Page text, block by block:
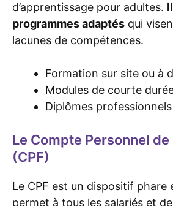
d’apprentissage pour adultes.
programmes adaptés qui
lacunes de compétences.
Formation sur site ou à
Modules de courte
Diplômes
Le Compte Personnel
(CPF)
Le CPF est un dispositif phare
permet à tous les salariés et